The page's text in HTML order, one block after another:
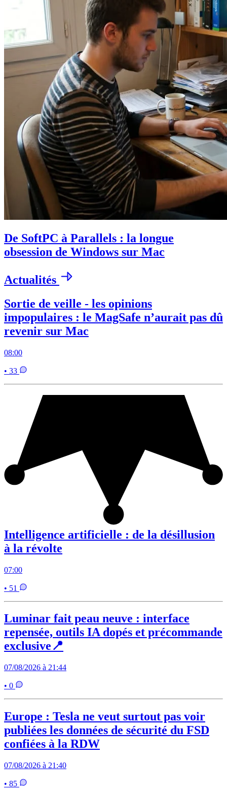
De SoftPC à Parallels : la longue
obsession de Windows sur Mac
Actualités
Sortie de veille - les opinions
impopulaires : le MagSafe n’aurait pas dû
revenir sur Mac
08:00
• 33
Intelligence artificielle : de la désillusion
à la révolte
07:00
• 51
Luminar fait peau neuve : interface
repensée, outils IA dopés et précommande
exclusive📍
07/08/2026 à 21:44
• 0
Europe : Tesla ne veut surtout pas voir
publiées les données de sécurité du FSD
confiées à la RDW
07/08/2026 à 21:40
• 85